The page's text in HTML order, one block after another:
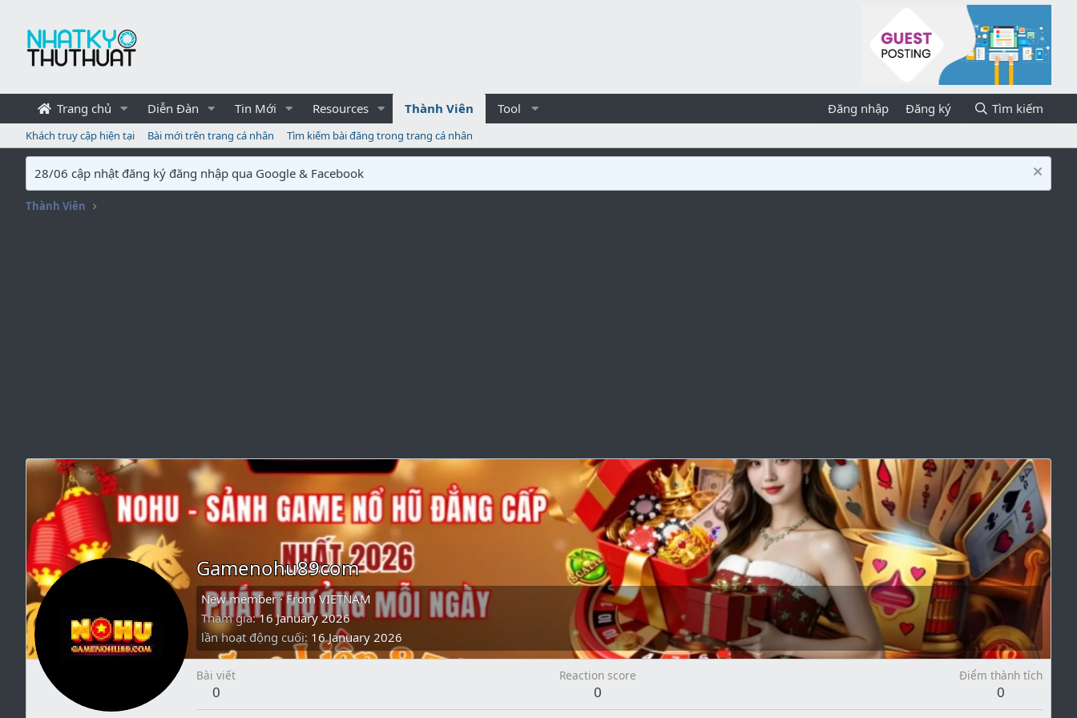
Trang chủ Diễn Đàn Tin Mới Resources Thành Viên Tool Đăng nhập Đăng ký Tìm kiếm
Khách truy cập hiện tại Bài mới trên trang cá nhân Tìm kiếm bài đăng trong trang cá nhân
28/06 cập nhật đăng ký đăng nhập qua Google & Facebook
Thành Viên
Gamenohu89com
New member ·FromVIETNAM
Tham gia 16 January 2026
lần hoạt động cuối 16 January 2026
Bài viết
0
Reaction score
0
Điểm thành tích
0